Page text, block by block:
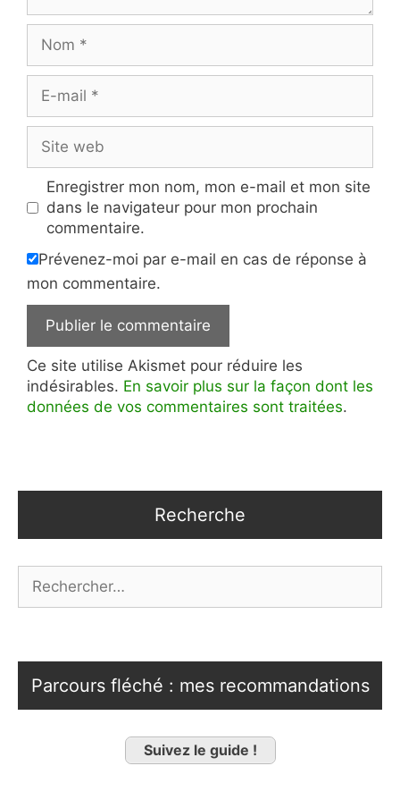
mail
web
Enregistrer mon nom, mon e-mail et mon site
dans le navigateur pour mon prochain
commentaire.
Prévenez-moi par e-mail en cas de réponse à
mon commentaire.
Ce site utilise Akismet pour réduire les
indésirables. En savoir plus sur la façon dont les
données de vos commentaires sont traitées.
Recherche
Parcours fléché : mes recommandations
Suivez le guide !